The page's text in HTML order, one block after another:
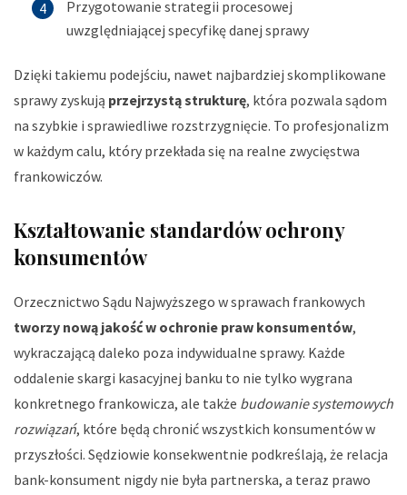
Przygotowanie strategii procesowej
uwzględniającej specyfikę danej sprawy
Dzięki takiemu podejściu, nawet najbardziej skomplikowane
sprawy zyskują przejrzystą strukturę, która pozwala sądom
na szybkie i sprawiedliwe rozstrzygnięcie. To profesjonalizm
w każdym calu, który przekłada się na realne zwycięstwa
frankowiczów.
Kształtowanie standardów ochrony
konsumentów
Orzecznictwo Sądu Najwyższego w sprawach frankowych
tworzy nową jakość w ochronie praw konsumentów,
wykraczającą daleko poza indywidualne sprawy. Każde
oddalenie skargi kasacyjnej banku to nie tylko wygrana
konkretnego frankowicza, ale także budowanie systemowych
rozwiązań, które będą chronić wszystkich konsumentów w
przyszłości. Sędziowie konsekwentnie podkreślają, że relacja
bank-konsument nigdy nie była partnerska, a teraz prawo